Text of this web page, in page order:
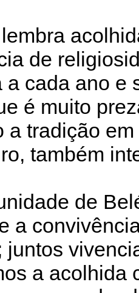
de
a cada ano e
é muito
a tradição
também
de
a
juntos
a acolhida